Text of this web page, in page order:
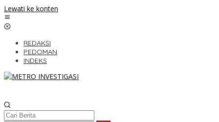
Lewati ke konten
REDAKSI
PEDOMAN
INDEKS